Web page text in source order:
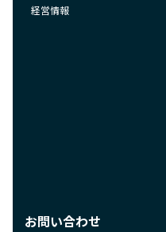
経営情報
お問い合わせ